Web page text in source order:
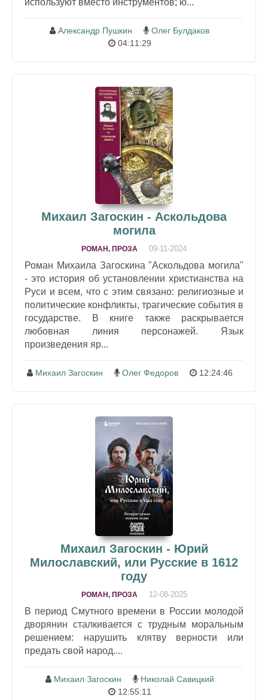
используют вместо инструментов; ю...
Александр Пушкин
Олег Булдаков
04:11:29
Михаил Загоскин - Аскольдова
могила
РОМАН, ПРОЗА 09-11-2024
Роман Михаила Загоскина "Аскольдова могила"
- это история об установлении христианства на
Руси и всем, что с этим связано: религиозные и
политические конфликты, трагические события в
государстве. В книге также раскрывается
любовная линия персонажей. Язык
произведения яр...
Михаил Загоскин Олег Федоров 12:24:46
Михаил Загоскин - Юрий
Милославский, или Русские в 1612
году
РОМАН, ПРОЗА 12-08-2025
В период Смутного времени в России молодой
дворянин сталкивается с трудным моральным
решением: нарушить клятву верности или
предать свой народ....
Михаил Загоскин
Николай Савицкий
12:55:11